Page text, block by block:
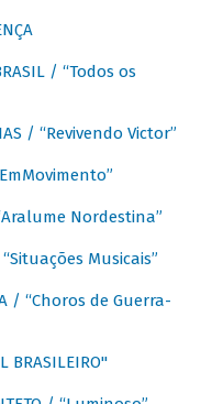
/ “Todos os
/ “Revivendo Victor”
Nordestina”
“Situações Musicais”
/ “Choros de Guerra-
BRASILEIRO"